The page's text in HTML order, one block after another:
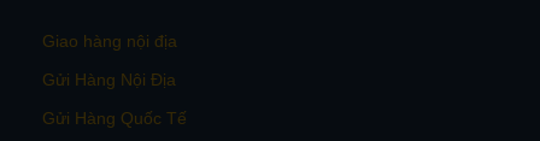
Giao hàng nội địa
Gửi Hàng Nội Địa
Gửi Hàng Quốc Tế